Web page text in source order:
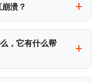
溃？
，它有什么帮